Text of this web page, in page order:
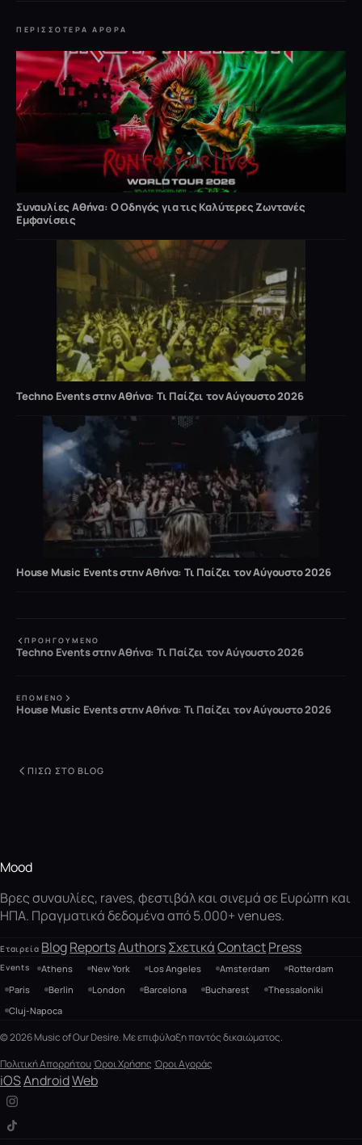
ΠΕΡΙΣΣΌΤΕΡΑ ΆΡΘΡΑ
Συναυλίες Αθήνα: Ο Οδηγός για τις Καλύτερες Ζωντανές
Εμφανίσεις
Techno Events στην Αθήνα: Τι Παίζει τον Αύγουστο 2026
House Music Events στην Αθήνα: Τι Παίζει τον Αύγουστο 2026
ΠΡΟΗΓΟΎΜΕΝΟ
Techno Events στην Αθήνα: Τι Παίζει τον Αύγουστο 2026
ΕΠΌΜΕΝΟ
House Music Events στην Αθήνα: Τι Παίζει τον Αύγουστο 2026
ΠΊΣΩ ΣΤΟ BLOG
Mood
Βρες συναυλίες, raves, φεστιβάλ και σινεμά σε Ευρώπη και
ΗΠΑ. Πραγματικά δεδομένα από 5.000+ venues.
Εταιρεία BlogReportsAuthorsΣχετικά ContactPress
Events Athens New York Los Angeles Amsterdam
Rotterdam
Paris
Berlin London Barcelona Bucharest
Thessaloniki
Cluj-Napoca
© 2026 Music of Our Desire. Με επιφύλαξη παντός δικαιώματος.
Πολιτική ΑπορρήτουΌροι Χρήσης Όροι Αγοράς
iOSAndroidWeb